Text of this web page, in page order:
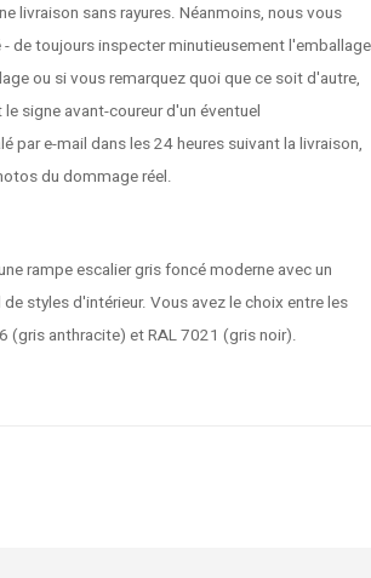
livraison sans rayures. Néanmoins, nous vous
de toujours inspecter minutieusement l'emballage
ou si vous remarquez quoi que ce soit d'autre,
signe avant-coureur d'un éventuel
e-mail dans les 24 heures suivant la livraison,
du dommage réel.
rampe escalier gris foncé moderne avec un
styles d'intérieur. Vous avez le choix entre les
(gris anthracite) et RAL 7021 (gris noir).